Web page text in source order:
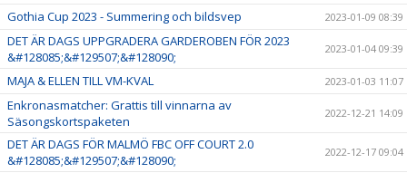
Gothia Cup 2023 - Summering och bildsvep 2023-01-09 08:39
DET ÄR DAGS UPPGRADERA GARDEROBEN FÖR 2023
&#128085;&#129507;&#128090;
2023-01-04 09:39
MAJA & ELLEN TILL VM-KVAL 2023-01-03 11:07
Enkronasmatcher: Grattis till vinnarna av
Säsongskortspaketen
2022-12-21 14:09
DET ÄR DAGS FÖR MALMÖ FBC OFF COURT 2.0
&#128085;&#129507;&#128090;
2022-12-17 09:04